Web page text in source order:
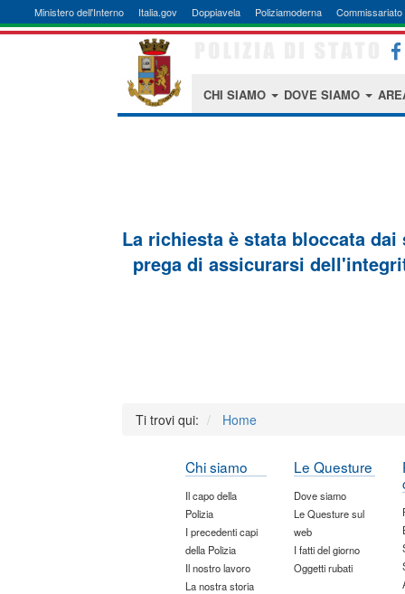
Ministero dell'Interno Italia.gov Doppiavela Poliziamoderna Commissariato
CHI SIAMO DOVE SIAMO
La richiesta è stata bloccata
prega di assicurarsi
Ti trovi qui: Home
Chi siamo
Il capo della
Polizia
I precedenti capi
della Polizia
Il nostro lavoro
La nostra storia
Le Questure
Dove siamo
Le Questure sul
web
I fatti del giorno
Oggetti rubati